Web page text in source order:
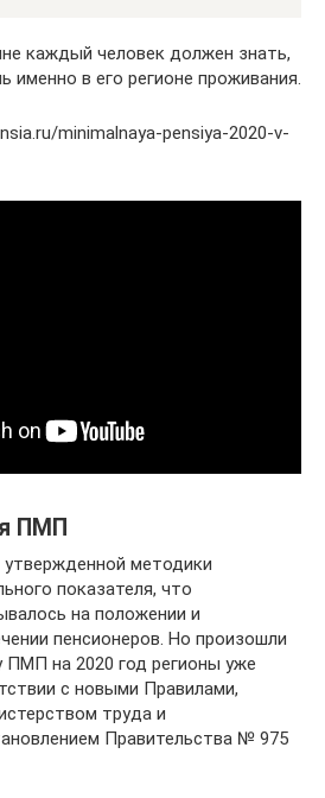
каждый человек должен знать,
именно в его регионе проживания.
minimalnaya-pensiya-2020-v-
ПМП
методики
показателя, что
на положении и
пенсионеров. Но произошли
ПМП на 2020 год регионы уже
с новыми Правилами,
труда и
Правительства № 975